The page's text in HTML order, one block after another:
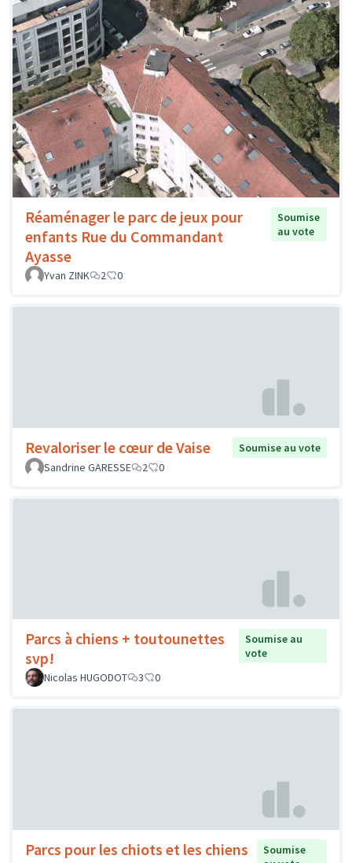
Réaménager le parc de jeux pour
enfants Rue du Commandant
Ayasse
Soumise
au vote
Yvan ZINK 2 0
Revaloriser le cœur de Vaise
Soumise au vote
Sandrine GARESSE
2 0
Parcs à chiens + toutounettes
svp!
Soumise au
vote
Nicolas HUGODOT
3 0
Parcs pour les chiots et les chiens
Soumise